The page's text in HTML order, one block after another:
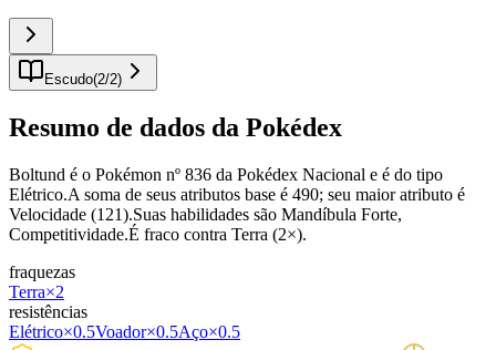
Escudo(2/2)
Resumo de dados da Pokédex
Boltund é o Pokémon nº 836 da Pokédex Nacional e é do tipo
Elétrico.A soma de seus atributos base é 490; seu maior atributo é
Velocidade (121).Suas habilidades são Mandíbula Forte,
Competitividade.É fraco contra Terra (2×).
fraquezas
Terra×2
resistências
Elétrico×0.5Voador×0.5Aço×0.5